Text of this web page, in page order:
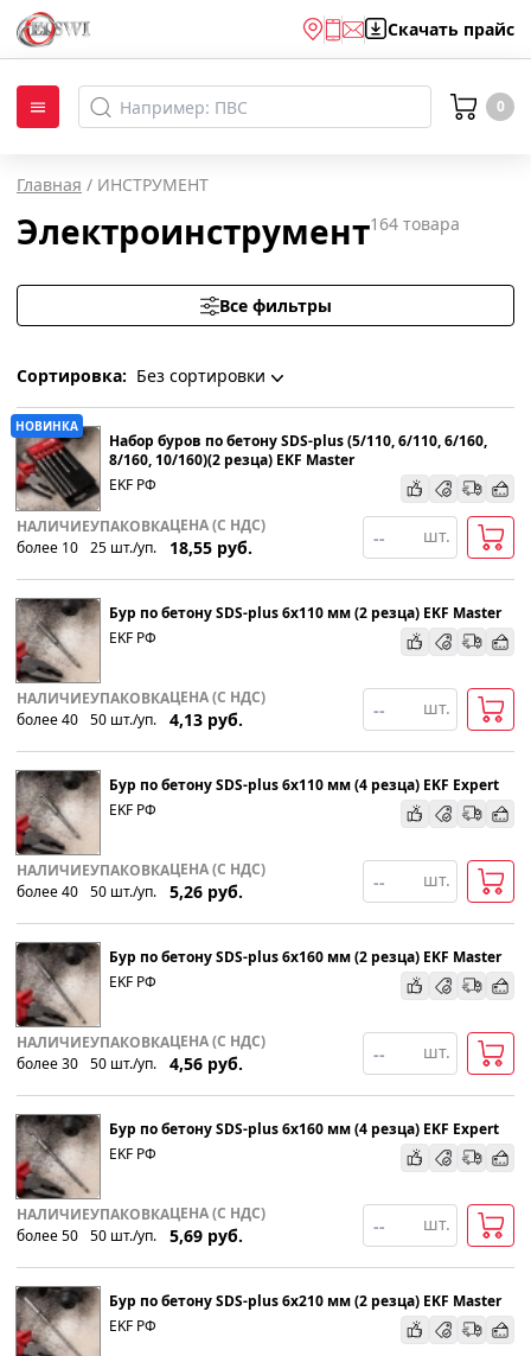
Скачать прайс
0
Главная / ИНСТРУМЕНТ
Электроинструмент164 товара
Все фильтры
Сортировка: Без сортировки
Без сортировки
По наименованию
Популярности
Возрастанию цены
Убыванию цены
НОВИНКА
Набор буров по бетону SDS-plus (5/110, 6/110, 6/160,
8/160, 10/160)(2 резца) EKF Master
EKF РФ
НАЛИЧИЕ
более 10
УПАКОВКА
25 шт./уп.
ЦЕНА (С НДС)
18,55 руб.
шт.
Бур по бетону SDS-plus 6х110 мм (2 резца) EKF Master
EKF РФ
НАЛИЧИЕ
более 40
УПАКОВКА
50 шт./уп.
ЦЕНА (С НДС)
4,13 руб.
шт.
Бур по бетону SDS-plus 6х110 мм (4 резца) EKF Expert
EKF РФ
НАЛИЧИЕ
более 40
УПАКОВКА
50 шт./уп.
ЦЕНА (С НДС)
5,26 руб.
шт.
Бур по бетону SDS-plus 6х160 мм (2 резца) EKF Master
EKF РФ
НАЛИЧИЕ
более 30
УПАКОВКА
50 шт./уп.
ЦЕНА (С НДС)
4,56 руб.
шт.
Бур по бетону SDS-plus 6х160 мм (4 резца) EKF Expert
EKF РФ
НАЛИЧИЕ
более 50
УПАКОВКА
50 шт./уп.
ЦЕНА (С НДС)
5,69 руб.
шт.
Бур по бетону SDS-plus 6х210 мм (2 резца) EKF Master
EKF РФ